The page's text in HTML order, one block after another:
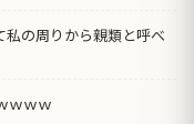
の周りから親類と呼べ
ｗｗｗ